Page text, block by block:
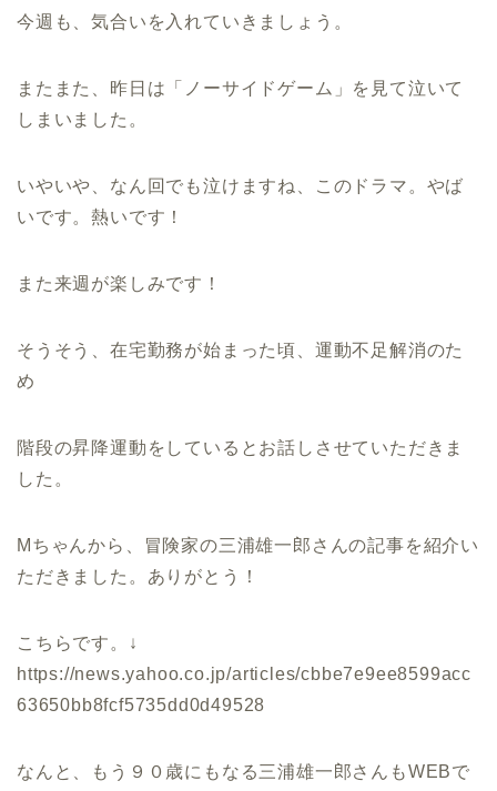
今週も、気合いを入れていきましょう。
またまた、昨日は「ノーサイドゲーム」を見て泣いて
しまいました。
いやいや、なん回でも泣けますね、このドラマ。やば
いです。熱いです！
また来週が楽しみです！
そうそう、在宅勤務が始まった頃、運動不足解消のた
め
階段の昇降運動をしているとお話しさせていただきま
した。
Mちゃんから、冒険家の三浦雄一郎さんの記事を紹介い
ただきました。ありがとう！
こちらです。↓
https://news.yahoo.co.jp/articles/cbbe7e9ee8599acc
63650bb8fcf5735dd0d49528
なんと、もう９０歳にもなる三浦雄一郎さんもWEBで